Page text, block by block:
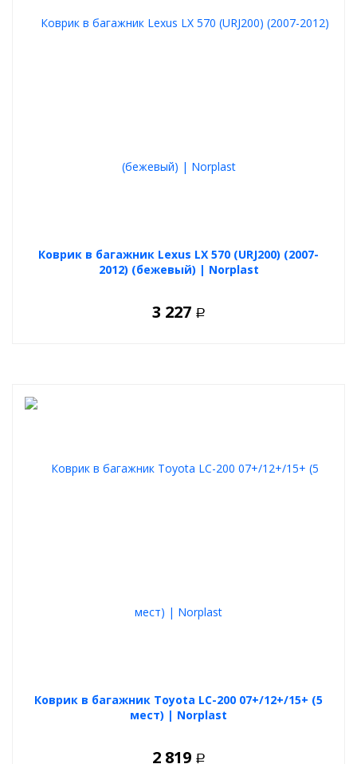
Коврик в багажник Lexus LX 570 (URJ200) (2007-
2012) (бежевый) | Norplast
3 227 Р
Коврик в багажник Toyota LC-200 07+/12+/15+ (5
мест) | Norplast
2 819 Р